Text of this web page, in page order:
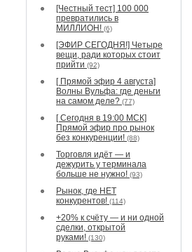
[Честный тест] 100 000
превратились в
МИЛЛИОН! (6)
[ЭФИР СЕГОДНЯ!] Четыре
вещи, ради которых стоит
прийти (92)
[ Прямой эфир 4 августа]
Волны Вульфа: где деньги
на самом деле? (77)
[ Сегодня в 19:00 МСК]
Прямой эфир про рынок
без конкуренции! (88)
Торговля идёт — и
дежурить у терминала
больше не нужно! (93)
Рынок, где НЕТ
конкурентов! (114)
+20% к счёту — и ни одной
сделки, открытой
руками! (130)